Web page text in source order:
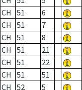
CH
51 6
CH
51 7
CH
51 8
CH
51 21
CH
51 22
CH
51 51
CH
52 5